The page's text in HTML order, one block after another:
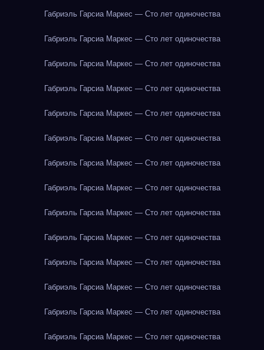
Габриэль Гарсиа Маркес — Сто лет одиночества
Габриэль Гарсиа Маркес — Сто лет одиночества
Габриэль Гарсиа Маркес — Сто лет одиночества
Габриэль Гарсиа Маркес — Сто лет одиночества
Габриэль Гарсиа Маркес — Сто лет одиночества
Габриэль Гарсиа Маркес — Сто лет одиночества
Габриэль Гарсиа Маркес — Сто лет одиночества
Габриэль Гарсиа Маркес — Сто лет одиночества
Габриэль Гарсиа Маркес — Сто лет одиночества
Габриэль Гарсиа Маркес — Сто лет одиночества
Габриэль Гарсиа Маркес — Сто лет одиночества
Габриэль Гарсиа Маркес — Сто лет одиночества
Габриэль Гарсиа Маркес — Сто лет одиночества
Габриэль Гарсиа Маркес — Сто лет одиночества